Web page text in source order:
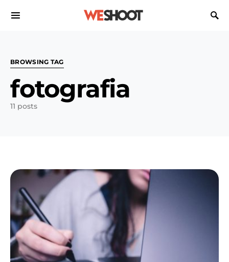
Search for:
BROWSING TAG
fotografia
11 posts